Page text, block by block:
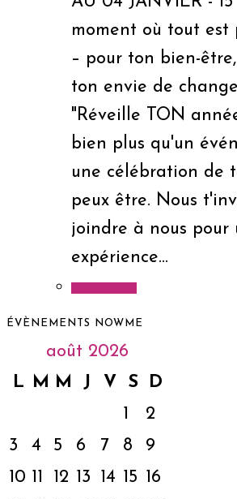
moment où tout est
– pour ton bien-
ton envie de
"Réveille TON
bien plus qu'un
une célébration de
peux être. Nous
joindre à nous pour
expérience…
ÉVÈNEMENTS NOWME
août 2026
L M M J V S
D
1
2
3
4 5 6 7 8
9
10 11 12 13 14 15 16